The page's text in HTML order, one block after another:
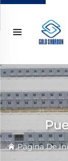
Página De